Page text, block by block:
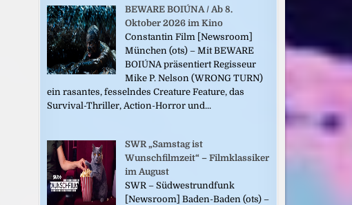
BEWARE BOIÚNA / Ab 8.
Oktober 2026 im Kino
Constantin Film [Newsroom]
München (ots) – Mit BEWARE
BOIÚNA präsentiert Regisseur
Mike P. Nelson (WRONG TURN)
ein rasantes, fesselndes Creature Feature, das
Survival-Thriller, Action-Horror und...
SWR „Samstag ist
Wunschfilmzeit“ – Filmklassiker
im August
SWR – Südwestrundfunk
[Newsroom] Baden-Baden (ots) –